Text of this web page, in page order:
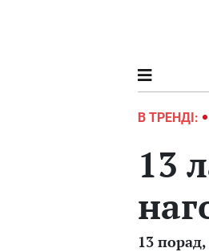
В ТРЕНДІ:
Війна в Україні 2022
13
13